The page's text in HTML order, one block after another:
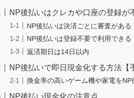
NP後払いはクレカや口座の登録が
NP後払いは決済ごとに審査がある
NP後払いは登録不要で利用できる
返済期日は14日以内
NP後払いで即日現金化する方法【
換金率の高いゲーム機や家電を